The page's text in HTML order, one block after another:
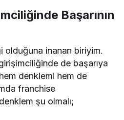
Başarının
olduğuna inanan biriyim.
de başarıya
denklemi hem de
franchise
şu olmalı;